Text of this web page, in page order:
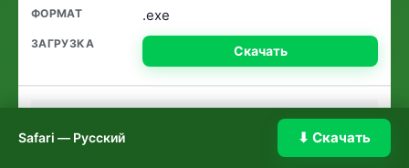
.exe
Скачать
Safari — Русский ⬇ Скачать